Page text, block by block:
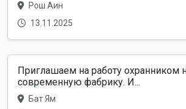
Рош Аин
13.11.2025
Приглашаем на работу охранником
современную фабрику. И...
Бат Ям